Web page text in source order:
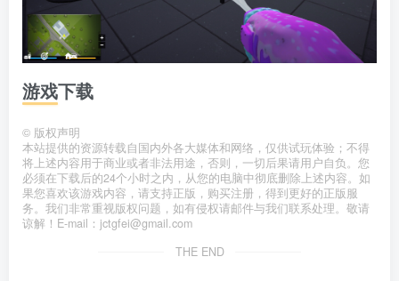
游戏下载
© 版权声明
本站提供的资源转载自国内外各大媒体和网络，仅供试玩体验；不得
将上述内容用于商业或者非法用途，否则，一切后果请用户自负。您
必须在下载后的24个小时之内，从您的电脑中彻底删除上述内容。如
果您喜欢该游戏内容，请支持正版，购买注册，得到更好的正版服
务。我们非常重视版权问题，如有侵权请邮件与我们联系处理。敬请
谅解！E-mail：jctgfei@gmail.com
THE END